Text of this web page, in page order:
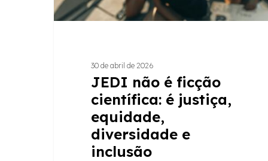
diversidade
e
30 de abril de 2026
JEDI não é ficção
científica: é justiça,
equidade,
diversidade e
inclusão